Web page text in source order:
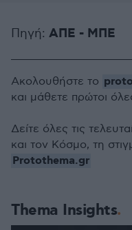
Πηγή: ΑΠΕ - ΜΠΕ
Thema Insights
Ακολουθήστε το
και μάθετε πρώτοι
Δείτε όλες τις
και τον Κόσμο, τη
Protothema.gr